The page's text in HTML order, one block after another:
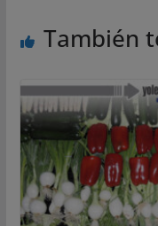
También